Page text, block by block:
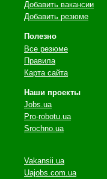
Добавить вакансии
Добавить резюме
Полезно
Все резюме
Правила
Карта сайта
Наши проекты
Jobs.ua
Pro-robotu.ua
Srochno.ua
Vakansii.ua
Uajobs.com.ua